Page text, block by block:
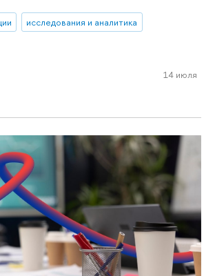
исследования и аналитика
14 июля